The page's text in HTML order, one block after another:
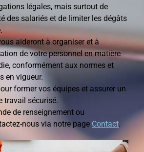
légales, mais surtout de
des salariés et de limiter les dégâts
aideront à organiser et à
de votre personnel en matière
conformément aux normes et
en vigueur.
former vos équipes et assurer un
travail sécurisé.
de renseignement ou
nous via notre page Contact.